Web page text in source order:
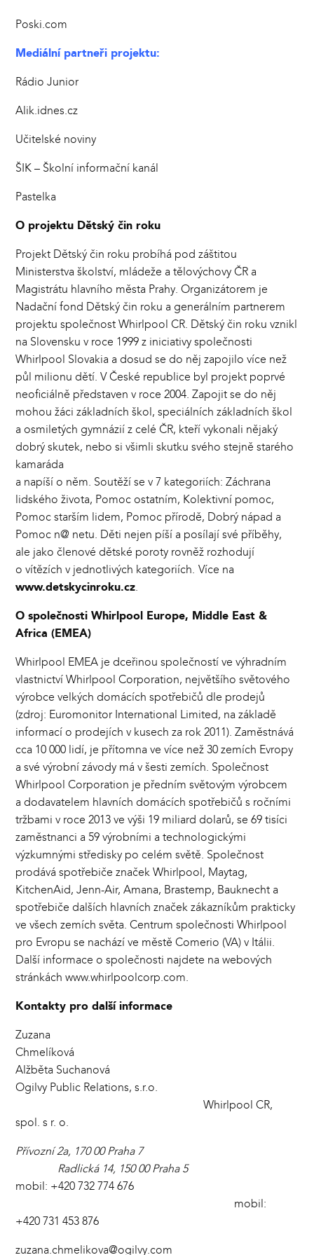
Poski.com
Mediální partneři projektu:
Rádio Junior
Alik.idnes.cz
Učitelské noviny
ŠIK – Školní informační kanál
Pastelka
O projektu Dětský čin roku
Projekt Dětský čin roku probíhá pod záštitou
Ministerstva školství, mládeže a tělovýchovy ČR a
Magistrátu hlavního města Prahy. Organizátorem je
Nadační fond Dětský čin roku a generálním partnerem
projektu společnost Whirlpool CR. Dětský čin roku vznikl
na Slovensku v roce 1999 z iniciativy společnosti
Whirlpool Slovakia a dosud se do něj zapojilo více než
půl milionu dětí. V České republice byl projekt poprvé
neoficiálně představen v roce 2004. Zapojit se do něj
mohou žáci základních škol, speciálních základních škol
a osmiletých gymnázií z celé ČR, kteří vykonali nějaký
dobrý skutek, nebo si všimli skutku svého stejně starého
kamaráda
a napíší o něm. Soutěží se v 7 kategoriích: Záchrana
lidského života, Pomoc ostatním, Kolektivní pomoc,
Pomoc starším lidem, Pomoc přírodě, Dobrý nápad a
Pomoc n@ netu. Děti nejen píší a posílají své příběhy,
ale jako členové dětské poroty rovněž rozhodují
o vítězích v jednotlivých kategoriích. Více na
www.detskycinroku.cz.
O společnosti Whirlpool Europe, Middle East &
Africa (EMEA)
Whirlpool EMEA je dceřinou společností ve výhradním
vlastnictví Whirlpool Corporation, největšího světového
výrobce velkých domácích spotřebičů dle prodejů
(zdroj: Euromonitor International Limited, na základě
informací o prodejích v kusech za rok 2011). Zaměstnává
cca 10 000 lidí, je přítomna ve více než 30 zemích Evropy
a své výrobní závody má v šesti zemích. Společnost
Whirlpool Corporation je předním světovým výrobcem
a dodavatelem hlavních domácích spotřebičů s ročními
tržbami v roce 2013 ve výši 19 miliard dolarů, se 69 tisíci
zaměstnanci a 59 výrobními a technologickými
výzkumnými středisky po celém světě. Společnost
prodává spotřebiče značek Whirlpool, Maytag,
KitchenAid, Jenn-Air, Amana, Brastemp, Bauknecht a
spotřebiče dalších hlavních značek zákazníkům prakticky
ve všech zemích světa. Centrum společnosti Whirlpool
pro Evropu se nachází ve městě Comerio (VA) v Itálii.
Další informace o společnosti najdete na webových
stránkách www.whirlpoolcorp.com.
Kontakty pro další informace
Zuzana
Alžběta Suchanová
Ogilvy Public Relations, s.r.o.
Whirlpool CR,
spol. s r. o.
Přívozní 2a, 170 00 Praha 7
Radlická 14, 150 00 Praha 5
mobil: +420 732 774 676
mobil:
+420 731 453 876
zuzana.chmelikova@ogilvy.com